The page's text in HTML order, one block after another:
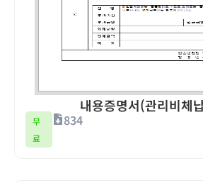
내용증명서(관리비체
무
료
834